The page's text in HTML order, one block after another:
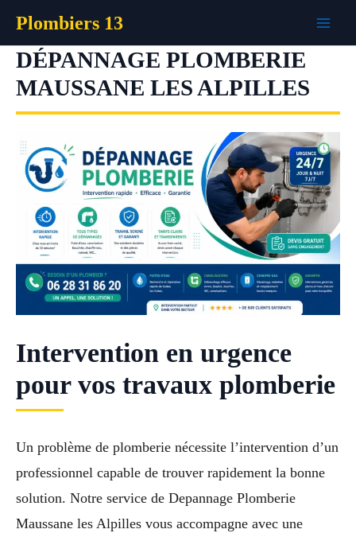
contenu
Plombiers 13
DÉPANNAGE PLOMBERIE
MAUSSANE LES ALPILLES
Intervention en urgence
pour vos travaux plomberie
Un problème de plomberie nécessite l’intervention d’un
professionnel capable de trouver rapidement la bonne
solution. Notre service de Depannage Plomberie
Maussane les Alpilles vous accompagne avec une